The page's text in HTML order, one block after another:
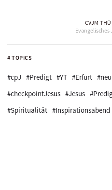
# TOPICS
#cpJ #Predigt #YT #Erfurt
#checkpointJesus #Jesus
#Spiritualität #Inspirationsabend
CVJM